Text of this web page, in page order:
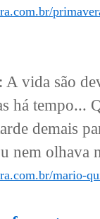
vida são
há tempo...
demais
nem olhava
mario-